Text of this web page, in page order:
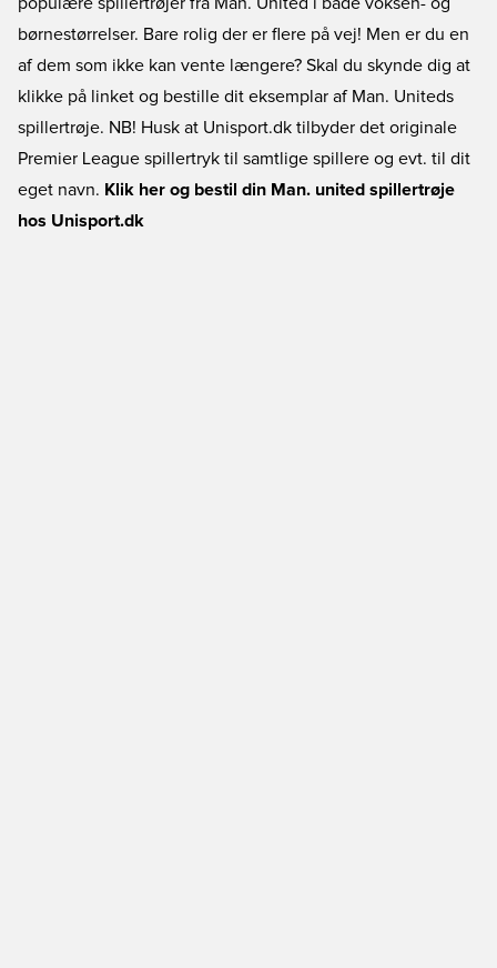
børnestørrelser. Bare rolig der er flere på vej! Men er du en
af dem som ikke kan vente længere? Skal du skynde dig at
klikke på linket og bestille dit eksemplar af Man. Uniteds
spillertrøje. NB! Husk at Unisport.dk tilbyder det originale
Premier League spillertryk til samtlige spillere og evt. til dit
eget navn. Klik her og bestil din Man. united spillertrøje
hos Unisport.dk